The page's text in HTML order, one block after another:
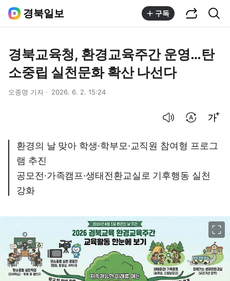
경북일보 구독
경북교육청, 환경교육주간 운영…탄
소중립 실천문화 확산 나선다
오종명 기자 2026. 6. 2. 15:24
환경의 날 맞아 학생·학부모·교직원 참여형 프로그
램 추진
공모전·가족캠프·생태전환교실로 기후행동 실천
강화